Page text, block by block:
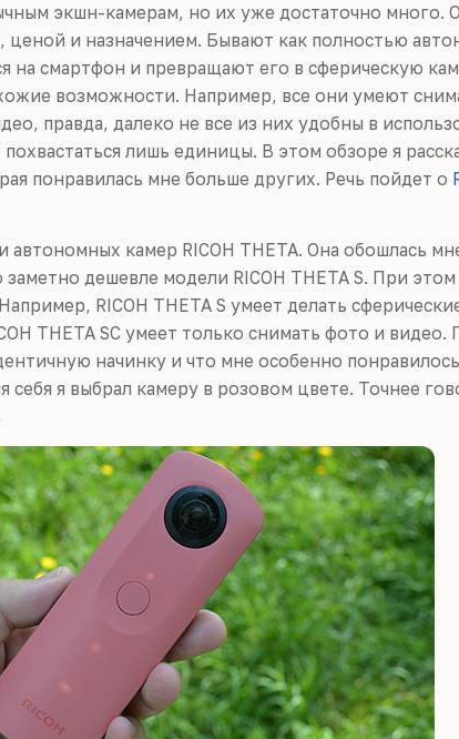
экшн-камерам, но их уже достаточно много.
и назначением. Бывают как полностью
на смартфон и превращают его в сферическую
возможности. Например, все они умеют
правда, далеко не все из них удобны в
лишь единицы. В этом обзоре я
понравилась мне больше других. Речь пойдет о
автономных камер RICOH THETA. Она обошлась
дешевле модели RICOH THETA S. При этом
RICOH THETA S умеет делать
THETA SC умеет только снимать фото и видео.
начинку и что мне особенно
себя я выбрал камеру в розовом цвете. Точнее